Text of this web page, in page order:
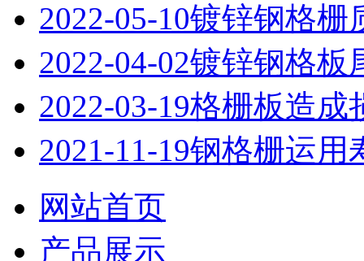
2022-05-10镀锌钢格栅
2022-04-02镀锌钢格板
2022-03-19格栅板造成
2021-11-19钢格栅运用
网站首页
产品展示